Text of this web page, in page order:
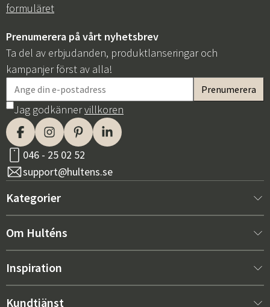
formuläret
Prenumerera på vårt nyhetsbrev
Ta del av erbjudanden, produktlanseringar och
kampanjer först av alla!
Jag godkännervillkoren
046 - 25 02 52
support@hultens.se
Kategorier
Nytt hos oss
Inredning
Om Hulténs
Om Hulténs
Inspiration
Bästsäljare
Kundtjänst